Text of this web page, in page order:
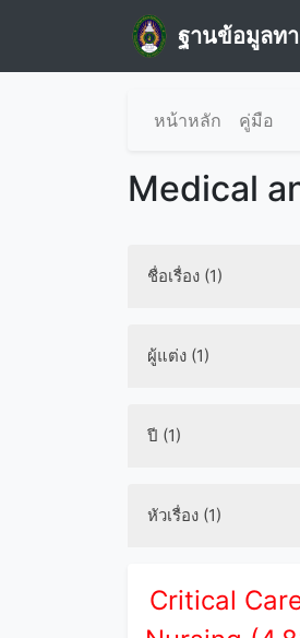
ฐานข้อมูลท
หน้าหลัก คู่มือ
Medical
ชื่อเรื่อง (1)
ผู้แต่ง (1)
ปี (1)
หัวเรื่อง (1)
Critical